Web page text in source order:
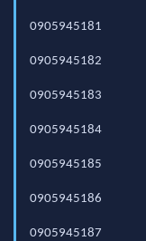
0905945181
0905945182
0905945183
0905945184
0905945185
0905945186
0905945187